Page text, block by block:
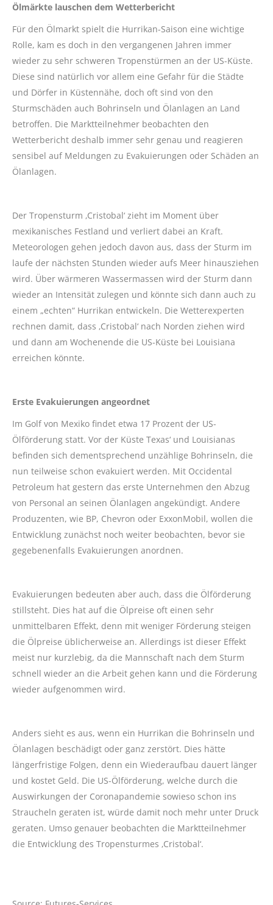
Ölmärkte lauschen dem Wetterbericht
Für den Ölmarkt spielt die Hurrikan-Saison eine wichtige
Rolle, kam es doch in den vergangenen Jahren immer
wieder zu sehr schweren Tropenstürmen an der US-Küste.
Diese sind natürlich vor allem eine Gefahr für die Städte
und Dörfer in Küstennähe, doch oft sind von den
Sturmschäden auch Bohrinseln und Ölanlagen an Land
betroffen. Die Marktteilnehmer beobachten den
Wetterbericht deshalb immer sehr genau und reagieren
sensibel auf Meldungen zu Evakuierungen oder Schäden an
Ölanlagen.
Der Tropensturm ‚Cristobal‘ zieht im Moment über
mexikanisches Festland und verliert dabei an Kraft.
Meteorologen gehen jedoch davon aus, dass der Sturm im
laufe der nächsten Stunden wieder aufs Meer hinausziehen
wird. Über wärmeren Wassermassen wird der Sturm dann
wieder an Intensität zulegen und könnte sich dann auch zu
einem „echten“ Hurrikan entwickeln. Die Wetterexperten
rechnen damit, dass ‚Cristobal‘ nach Norden ziehen wird
und dann am Wochenende die US-Küste bei Louisiana
erreichen könnte.
Erste Evakuierungen angeordnet
Im Golf von Mexiko findet etwa 17 Prozent der US-
Ölförderung statt. Vor der Küste Texas‘ und Louisianas
befinden sich dementsprechend unzählige Bohrinseln, die
nun teilweise schon evakuiert werden. Mit Occidental
Petroleum hat gestern das erste Unternehmen den Abzug
von Personal an seinen Ölanlagen angekündigt. Andere
Produzenten, wie BP, Chevron oder ExxonMobil, wollen die
Entwicklung zunächst noch weiter beobachten, bevor sie
gegebenenfalls Evakuierungen anordnen.
Evakuierungen bedeuten aber auch, dass die Ölförderung
stillsteht. Dies hat auf die Ölpreise oft einen sehr
unmittelbaren Effekt, denn mit weniger Förderung steigen
die Ölpreise üblicherweise an. Allerdings ist dieser Effekt
meist nur kurzlebig, da die Mannschaft nach dem Sturm
schnell wieder an die Arbeit gehen kann und die Förderung
wieder aufgenommen wird.
Anders sieht es aus, wenn ein Hurrikan die Bohrinseln und
Ölanlagen beschädigt oder ganz zerstört. Dies hätte
längerfristige Folgen, denn ein Wiederaufbau dauert länger
und kostet Geld. Die US-Ölförderung, welche durch die
Auswirkungen der Coronapandemie sowieso schon ins
Straucheln geraten ist, würde damit noch mehr unter Druck
geraten. Umso genauer beobachten die Marktteilnehmer
die Entwicklung des Tropensturmes ‚Cristobal‘.